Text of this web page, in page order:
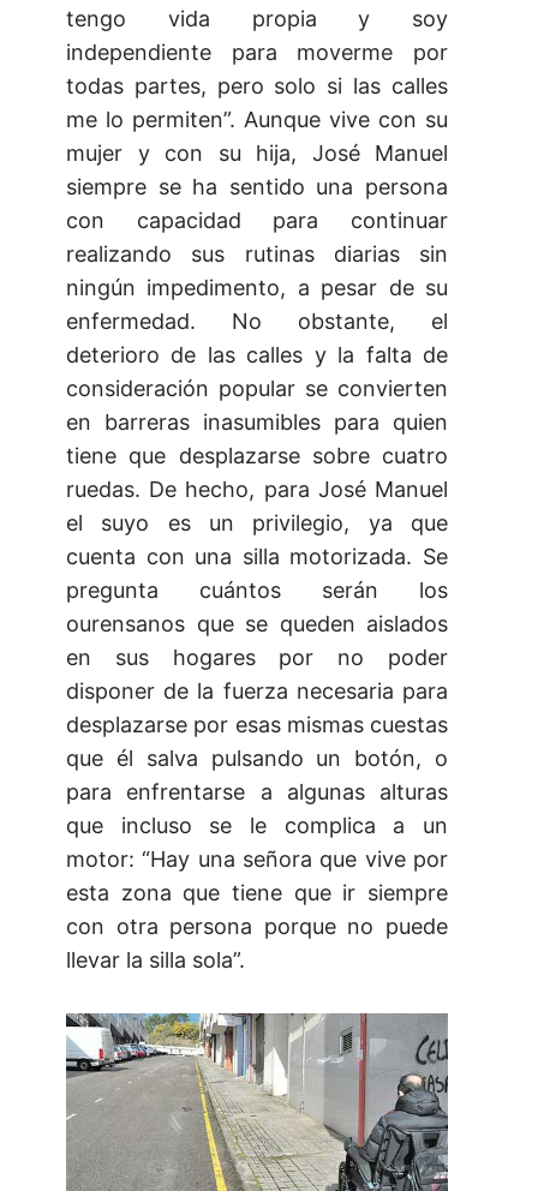
tengo vida propia y soy
independiente para moverme por
todas partes, pero solo si las calles
me lo permiten”. Aunque vive con su
mujer y con su hija, José Manuel
siempre se ha sentido una persona
con capacidad para continuar
realizando sus rutinas diarias sin
ningún impedimento, a pesar de su
enfermedad. No obstante, el
deterioro de las calles y la falta de
consideración popular se convierten
en barreras inasumibles para quien
tiene que desplazarse sobre cuatro
ruedas. De hecho, para José Manuel
el suyo es un privilegio, ya que
cuenta con una silla motorizada. Se
pregunta cuántos serán los
ourensanos que se queden aislados
en sus hogares por no poder
disponer de la fuerza necesaria para
desplazarse por esas mismas cuestas
que él salva pulsando un botón, o
para enfrentarse a algunas alturas
que incluso se le complica a un
motor: “Hay una señora que vive por
esta zona que tiene que ir siempre
con otra persona porque no puede
llevar la silla sola”.